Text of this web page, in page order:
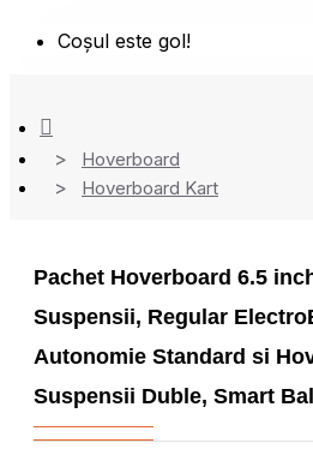
Coșul este gol!
Hoverboard
Hoverboard Kart
Pachet Hoverboard 6.5
Suspensii, Regular
Autonomie Standard si
Suspensii Duble, Smart